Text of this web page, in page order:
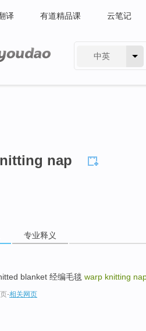
译 有道精品课 云笔记
中英
nap
专业释义
blanket 经编毛毯 warp knitting
-相关网页